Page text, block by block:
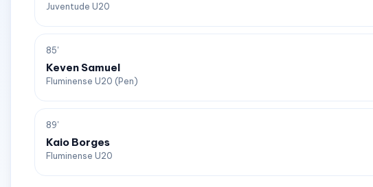
Juventude U20
85'
Keven Samuel
Fluminense U20 (Pen)
89'
Kaio Borges
Fluminense U20